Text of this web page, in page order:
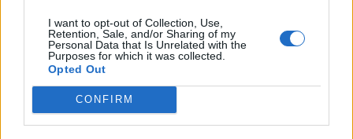
I want to opt-out of Collection, Use,
Retention, Sale, and/or Sharing of my
Personal Data that Is Unrelated with the
Purposes for which it was collected.
Opted Out
CONFIRM
nyílik – Villa...
A családok, akik soha nem hagyták abba
várakozást – Ha egy...